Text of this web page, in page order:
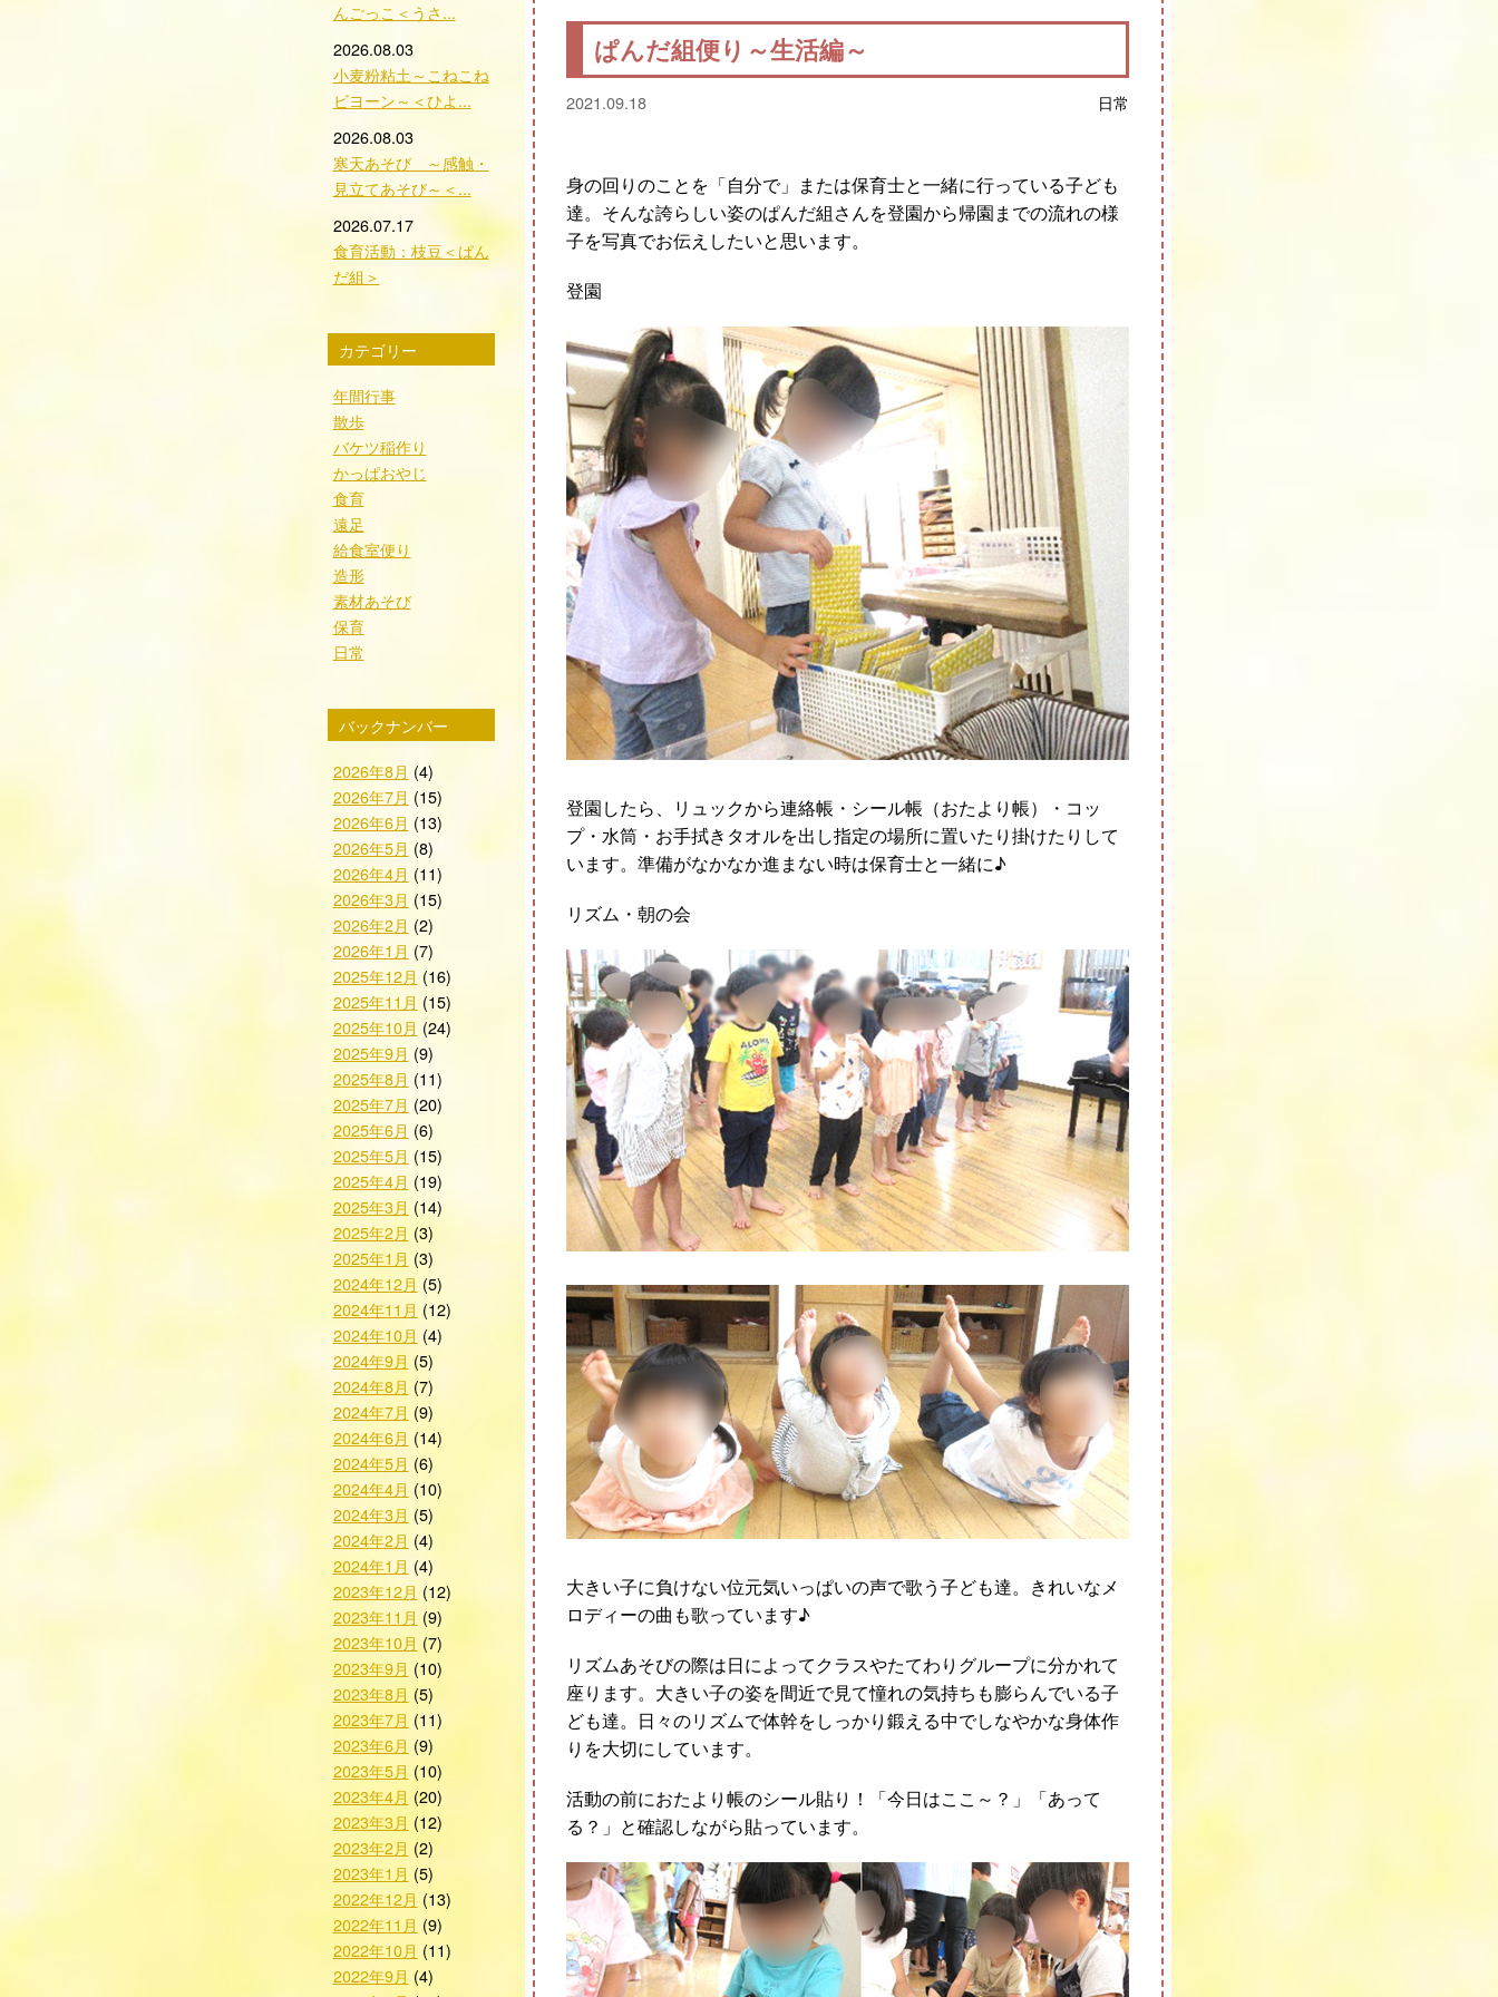
ぱんだ組便り～生活編～
2021.09.18 日常
身の回りのことを「自分で」または保育士と一緒に行っている子ども
達。そんな誇らしい姿のぱんだ組さんを登園から帰園までの流れの様
子を写真でお伝えしたいと思います。
登園
登園したら、リュックから連絡帳・シール帳（おたより帳）・コッ
プ・水筒・お手拭きタオルを出し指定の場所に置いたり掛けたりして
います。準備がなかなか進まない時は保育士と一緒に♪
リズム・朝の会
大きい子に負けない位元気いっぱいの声で歌う子ども達。きれいなメ
ロディーの曲も歌っています♪
リズムあそびの際は日によってクラスやたてわりグループに分かれて
座ります。大きい子の姿を間近で見て憧れの気持ちも膨らんでいる子
ども達。日々のリズムで体幹をしっかり鍛える中でしなやかな身体作
りを大切にしています。
活動の前におたより帳のシール貼り！「今日はここ～？」「あって
る？」と確認しながら貼っています。
んごっこ＜うさ...
2026.08.03
小麦粉粘土～こねこね
ビヨーン～＜ひよ...
2026.08.03
寒天あそび ～感触・
見立てあそび～＜...
2026.07.17
食育活動：枝豆＜ぱん
だ組＞
カテゴリー
年間行事
散歩
バケツ稲作り
かっぱおやじ
食育
遠足
給食室便り
造形
素材あそび
保育
日常
バックナンバー
2026年8月 (4)
2026年7月 (15)
2026年6月 (13)
2026年5月 (8)
2026年4月 (11)
2026年3月 (15)
2026年2月 (2)
2026年1月 (7)
2025年12月 (16)
2025年11月 (15)
2025年10月 (24)
2025年9月 (9)
2025年8月 (11)
2025年7月 (20)
2025年6月 (6)
2025年5月 (15)
2025年4月 (19)
2025年3月 (14)
2025年2月 (3)
2025年1月 (3)
2024年12月 (5)
2024年11月 (12)
2024年10月 (4)
2024年9月 (5)
2024年8月 (7)
2024年7月 (9)
2024年6月 (14)
2024年5月 (6)
2024年4月 (10)
2024年3月 (5)
2024年2月 (4)
2024年1月 (4)
2023年12月 (12)
2023年11月 (9)
2023年10月 (7)
2023年9月 (10)
2023年8月 (5)
2023年7月 (11)
2023年6月 (9)
2023年5月 (10)
2023年4月 (20)
2023年3月 (12)
2023年2月 (2)
2023年1月 (5)
2022年12月 (13)
2022年11月 (9)
2022年10月 (11)
2022年9月 (4)